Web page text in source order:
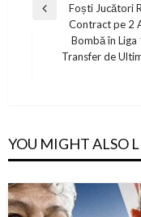
navigation
Previous
Foști Jucători
Contract pe 2
Next
Bombă în Liga
Transfer de
YOU MIGHT ALSO